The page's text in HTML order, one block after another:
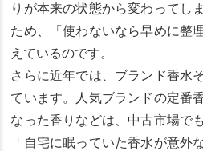
りが本来の状態から変わってし
ため、「使わないなら早めに整
えているのです。
さらに近年では、ブランド香水
ています。人気ブランドの定番
なった香りなどは、中古市場で
「自宅に眠っていた香水が意外